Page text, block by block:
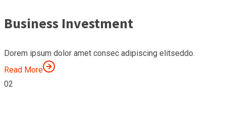
Business Investment
Dorem ipsum dolor amet consec adipiscing elitseddo.
Read More
02